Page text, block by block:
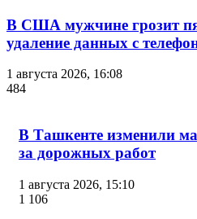
В США мужчине грозит
удаление данных с
1 августа 2026, 16:08
484
В Ташкенте изменили
за дорожных работ
1 августа 2026, 15:10
1 106